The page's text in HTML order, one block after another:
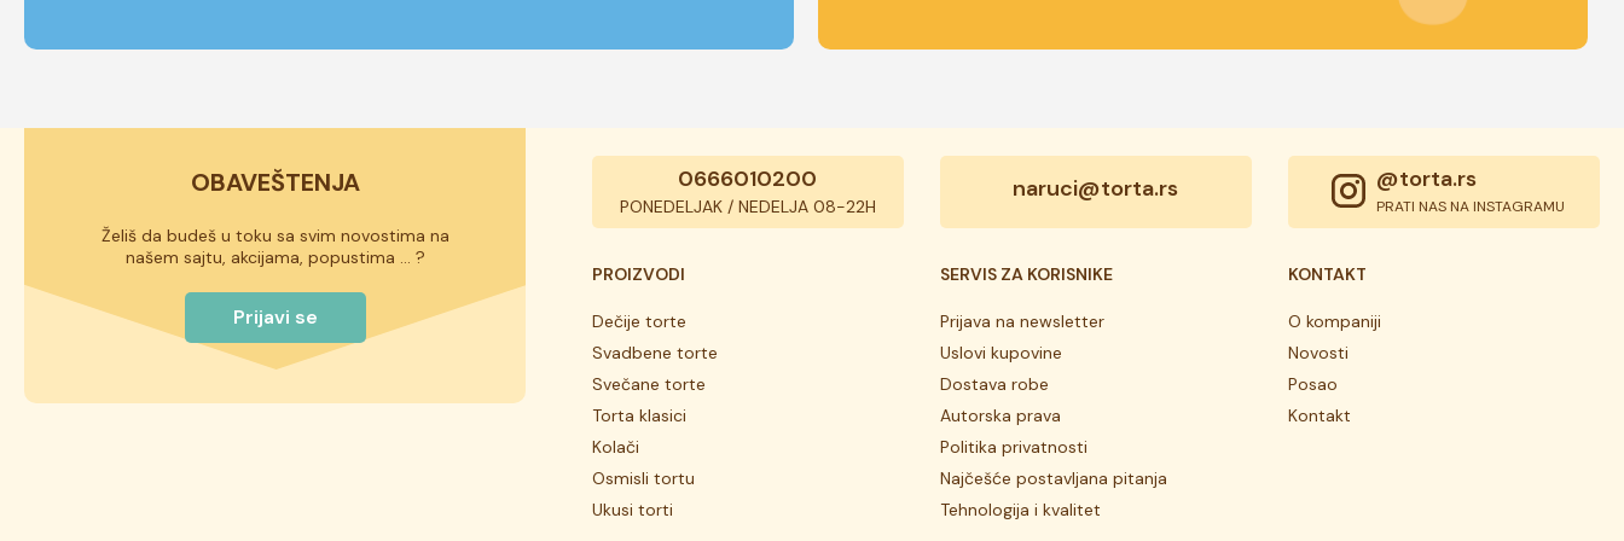
OBAVEŠTENJA
Želiš da budeš u toku sa svim novostima na
našem sajtu, akcijama, popustima ... ?
Prijavi se
0666010200
PONEDELJAK / NEDELJA 08-22H
naruci@torta.rs @torta.rs
PRATI NAS NA INSTAGRAMU
PROIZVODI
Dečije torte
Svadbene torte
Svečane torte
Torta klasici
Kolači
Osmisli tortu
Ukusi torti
SERVIS ZA KORISNIKE
Prijava na newsletter
Uslovi kupovine
Dostava robe
Autorska prava
Politika privatnosti
Najčešće postavljana pitanja
Tehnologija i kvalitet
KONTAKT
O kompaniji
Novosti
Posao
Kontakt